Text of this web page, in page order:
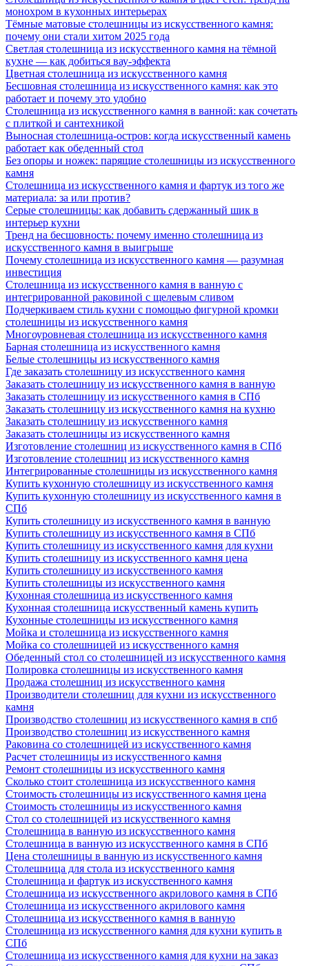
монохром в кухонных интерьерах
Тёмные матовые столешницы из искусственного камня:
почему они стали хитом 2025 года
Светлая столешница из искусственного камня на тёмной
кухне — как добиться вау-эффекта
Цветная столешница из искусственного камня
Бесшовная столешница из искусственного камня: как это
работает и почему это удобно
Столешница из искусственного камня в ванной: как сочетать
с плиткой и сантехникой
Выносная столешница-остров: когда искусственный камень
работает как обеденный стол
Без опоры и ножек: парящие столешницы из искусственного
камня
Столешница из искусственного камня и фартук из того же
материала: за или против?
Серые столешницы: как добавить сдержанный шик в
интерьер кухни
Тренд на бесшовность: почему именно столешница из
искусственного камня в выигрыше
Почему столешница из искусственного камня — разумная
инвестиция
Столешница из искусственного камня в ванную с
интегрированной раковиной с щелевым сливом
Подчеркиваем стиль кухни с помощью фигурной кромки
столешницы из искусственного камня
Многоуровневая столешница из искусственного камня
Барная столешница из искусственного камня
Белые столешницы из искусственного камня
Где заказать столешницу из искусственного камня
Заказать столешницу из искусственного камня в ванную
Заказать столешницу из искусственного камня в СПб
Заказать столешницу из искусственного камня на кухню
Заказать столешницу из искусственного камня
Заказать столешницы из искусственного камня
Изготовление столешниц из искусственного камня в СПб
Изготовление столешниц из искусственного камня
Интегрированные столешницы из искусственного камня
Купить кухонную столешницу из искусственного камня
Купить кухонную столешницу из искусственного камня в
СПб
Купить столешницу из искусственного камня в ванную
Купить столешницу из искусственного камня в СПб
Купить столешницу из искусственного камня для кухни
Купить столешницу из искусственного камня цена
Купить столешницу из искусственного камня
Купить столешницы из искусственного камня
Кухонная столешница из искусственного камня
Кухонная столешница искусственный камень купить
Кухонные столешницы из искусственного камня
Мойка и столешница из искусственного камня
Мойка со столешницей из искусственного камня
Обеденный стол со столешницей из искусственного камня
Полировка столешницы из искусственного камня
Продажа столешниц из искусственного камня
Производители столешниц для кухни из искусственного
камня
Производство столешниц из искусственного камня в спб
Производство столешниц из искусственного камня
Раковина со столешницей из искусственного камня
Расчет столешницы из искусственного камня
Ремонт столешницы из искусственного камня
Сколько стоит столешница из искусственного камня
Стоимость столешницы из искусственного камня цена
Стоимость столешницы из искусственного камня
Стол со столешницей из искусственного камня
Столешница в ванную из искусственного камня
Столешница в ванную из искусственного камня в СПб
Цена столешницы в ванную из искусственного камня
Столешница для стола из искусственного камня
Столешница и фартук из искусственного камня
Столешница из искусственного акрилового камня в СПб
Столешница из искусственного акрилового камня
Столешница из искусственного камня в ванную
Столешница из искусственного камня для кухни купить в
СПб
Столешница из искусственного камня для кухни на заказ